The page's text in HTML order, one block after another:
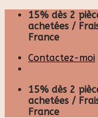
Skip
content
15% dès 2
achetées /
France
Contactez-moi
15% dès 2
achetées /
France